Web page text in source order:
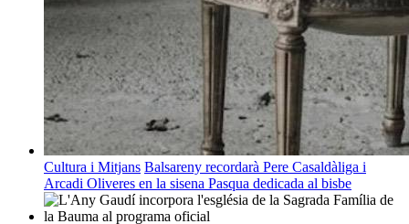
Cultura i Mitjans Balsareny recordarà Pere Casaldàliga i
Arcadi Oliveres en la sisena Pasqua dedicada al bisbe